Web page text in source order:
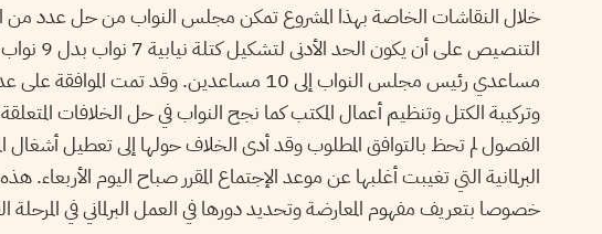
خلال النقاشات الخاصة بهذا المشروع تمكن مجلس النواب من حل عدد من
التنصيص
مساعدي رئيس مجلس النواب إلى 10 مساعدين. وقد
وتركيبة الكتل وتنظيم أعمال المكتب كما نجح النواب في حل الخلافات
الفصول لم تحظ بالتوافق المطلوب وقد أدى الخلاف حولها إلى تعطيل أشغال
البرلمانية التي تغيبت أغلبها عن موعد الإجتماع المقرر صباح اليوم
خصوصا بتعريف مفهوم المعارضة وتحديد دورها في العمل البرلماني في المرحلة